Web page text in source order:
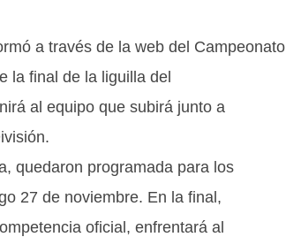
a través de la web del Campeonato
la final de la liguilla del
al equipo que subirá junto a
quedaron programada para los
27 de noviembre. En la final,
oficial, enfrentará al